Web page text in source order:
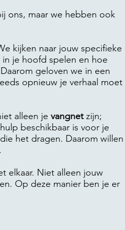
ons, maar we hebben ook
kijken naar jouw specifieke
je hoofd spelen en hoe
geloven we in een
opnieuw je verhaal moet
alleen je vangnetzijn;
beschikbaar is voor je
het dragen. Daarom willen
elkaar. Niet alleen jouw
Op deze manier ben je er